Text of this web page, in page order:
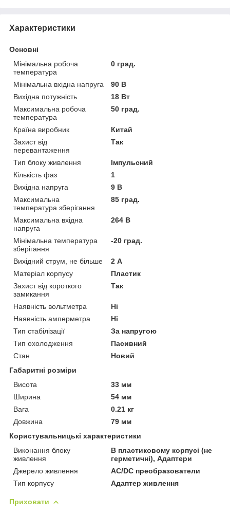
Характеристики
Основні
Мінімальна робоча
температура
0 град.
Мінімальна вхідна напруга
90 В
Вихідна потужність
18 Вт
Максимальна робоча
температура
50 град.
Країна виробник
Китай
Захист від
перевантаження
Так
Тип блоку живлення
Імпульсний
Кількість фаз
1
Вихідна напруга
9 В
Максимальна
температура зберігання
85 град.
Максимальна вхідна
напруга
264 В
Мінімальна температура
зберігання
-20 град.
Вихідний струм, не більше
2 А
Матеріал корпусу
Пластик
Захист від короткого
замикання
Так
Наявність вольтметра
Ні
Наявність амперметра
Ні
Тип стабілізації
За напругою
Тип охолодження
Пасивний
Стан
Новий
Габаритні розміри
Висота
33 мм
Ширина
54 мм
Вага
0.21 кг
Довжина
79 мм
Користувальницькі характеристики
Виконання блоку
живлення
В пластиковому корпусі (не
герметичні), Адаптери
Джерело живлення
AC/DC преобразователи
Тип корпусу
Адаптер живлення
Приховати